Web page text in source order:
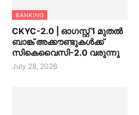
BANKING
CKYC-2.0 | ഓഗസ്റ്റ് 1 മുതല്‍
ബാങ്ക് അക്കൗണ്ടുകള്‍ക്ക്
സികെവൈസി-2.0 വരുന്നു
July 28, 2026